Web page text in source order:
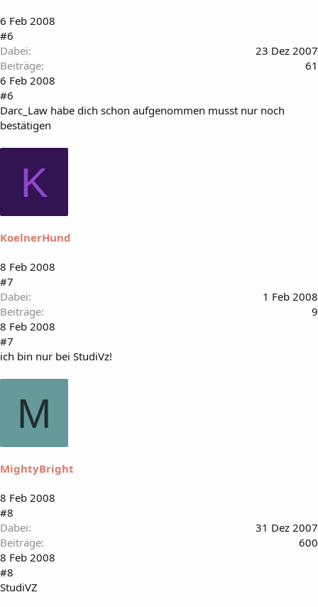
6 Feb 2008
#6
Dabei
23 Dez 2007
Beiträge
61
6 Feb 2008
#6
Darc_Law habe dich schon aufgenommen musst nur noch
bestätigen
K
KoelnerHund
8 Feb 2008
#7
Dabei
1 Feb 2008
Beiträge
9
8 Feb 2008
#7
ich bin nur bei StudiVz!
M
MightyBright
8 Feb 2008
#8
Dabei
31 Dez 2007
Beiträge
600
8 Feb 2008
#8
StudiVZ